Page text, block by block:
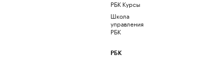
РБК Курсы
Школа
управления
РБК
РБК